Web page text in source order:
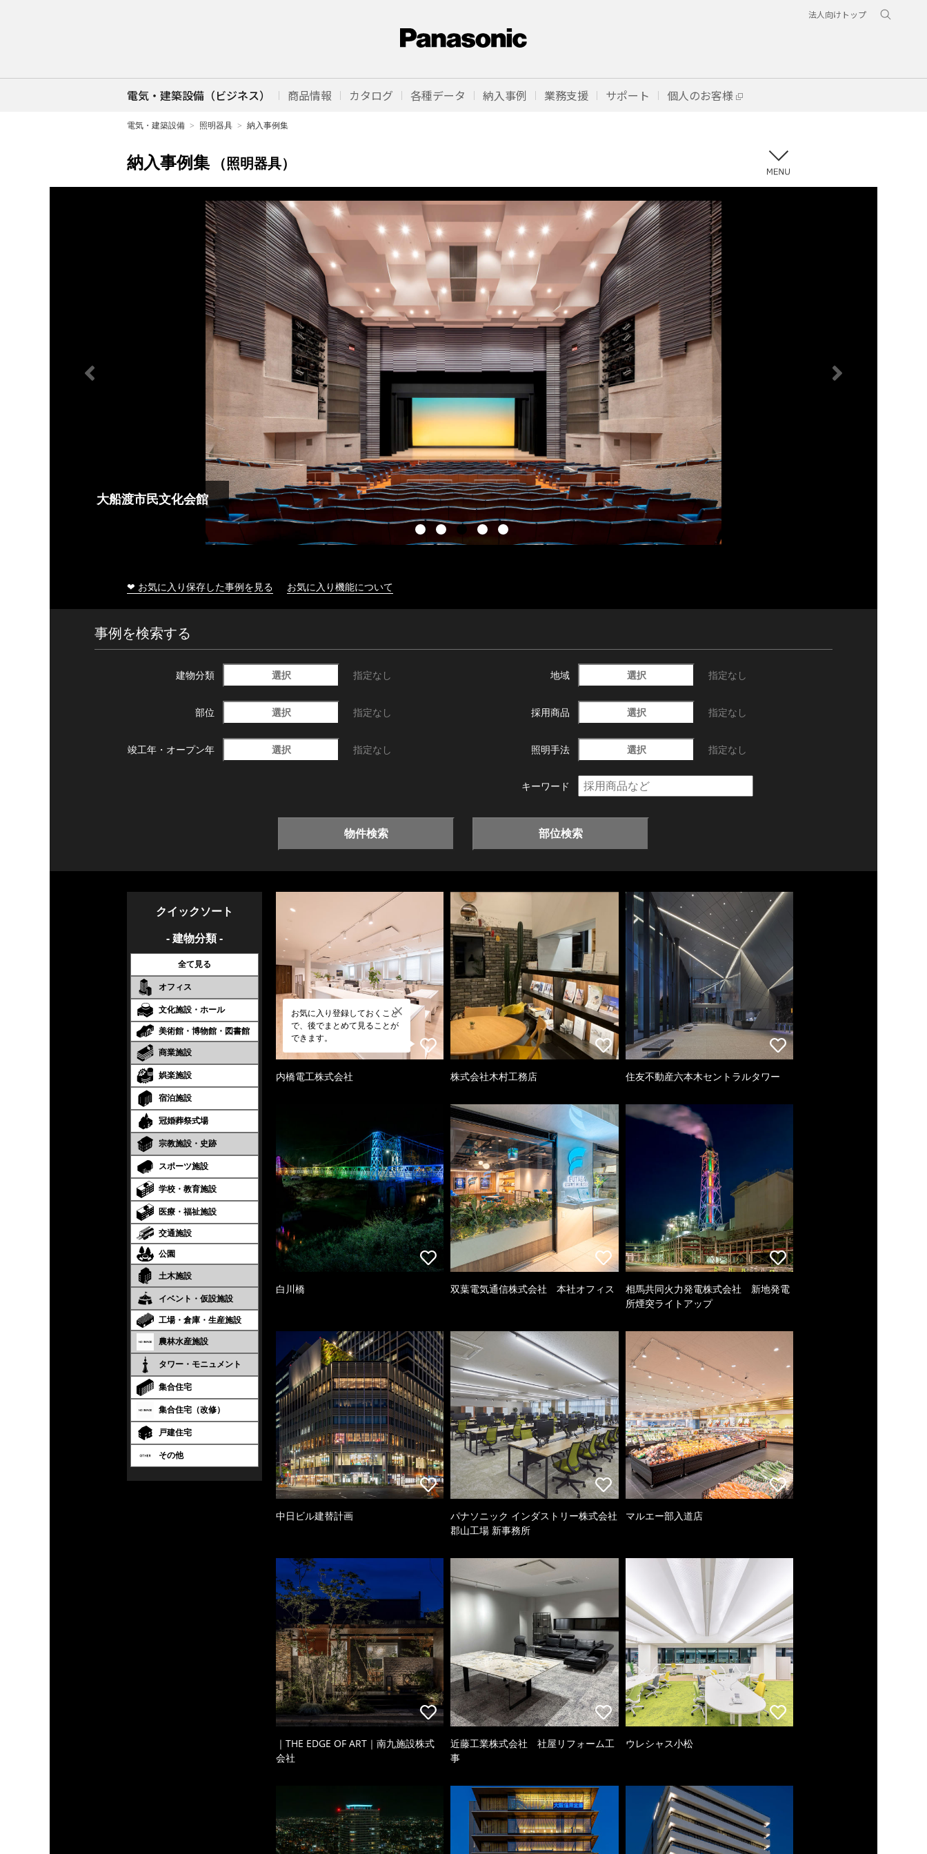
法人向けトップ
電気・建築設備（ビジネス） 商品情報 カタログ 各種データ 納入事例 業務支援 サポート 個人のお客様
電気・建築設備 照明器具 納入事例集
納入事例集 （照明器具）
大船渡市民文化会館
❤ お気に入り保存した事例を見る お気に入り機能について
事例を検索する
建物分類 選択 指定なし 地域 選択 指定なし
部位 選択 指定なし 採用商品 選択 指定なし
竣工年・ オープン年 選択 指定なし 照明手法 選択 指定なし
キーワード
物件検索 部位検索
クイックソート
- 建物分類 -
全て見る
オフィス
文化施設・ホール
美術館・博物館・図書館
商業施設
娯楽施設
宿泊施設
冠婚葬祭式場
宗教施設・史跡
スポーツ施設
学校・教育施設
医療・福祉施設
交通施設
公園
土木施設
イベント・仮設施設
工場・倉庫・生産施設
農林水産施設
タワー・モニュメント
集合住宅
集合住宅（改修）
戸建住宅
その他
お気に入り登録しておくこと
で、後でまとめて見ることが
できます。
内橋電工株式会社 株式会社木村工務店 住友不動産六本木セントラルタワー
白川橋 双葉電気通信株式会社 本社オフィス
相馬共同火力発電株式会社 新地発電
所煙突ライトアップ
中日ビル建替計画
パナソニック インダストリー株式会社
郡山工場 新事務所
マルエー部入道店
｜THE EDGE OF ART｜南九施設株式
会社
近藤工業株式会社 社屋リフォーム工
事
ウレシャス小松